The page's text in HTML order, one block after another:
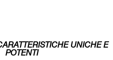
UNICHE E
POTENTI